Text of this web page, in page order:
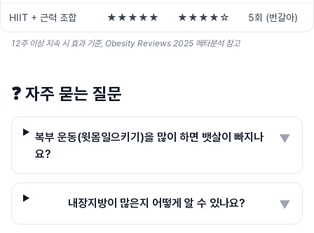
HIIT + 근력 조합 ★★★★★ ★★★★☆ 5회 (번갈아)
12주 이상 지속 시 효과 기준, Obesity Reviews 2025 메타분석 참고
❓ 자주 묻는 질문
복부 운동(윗몸일으키기)을 많이 하면 뱃살이 빠지나
요?
▼
내장지방이 많은지 어떻게 알 수 있나요? ▼